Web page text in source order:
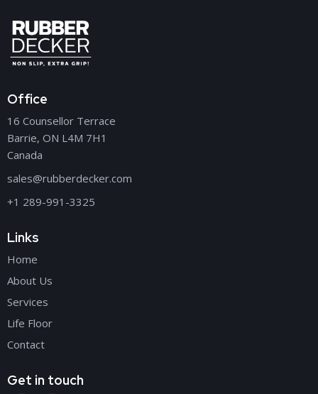
Office
16 Counsellor Terrace
Barrie, ON L4M 7H1
Canada
sales@rubberdecker.com
+1 289-991-3325
Links
Home
About Us
Services
Life Floor
Contact
Get in touch